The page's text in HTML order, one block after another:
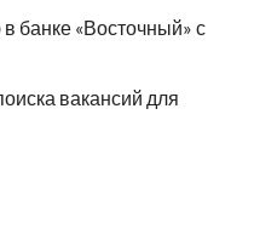
банке «Восточный» с
вакансий для